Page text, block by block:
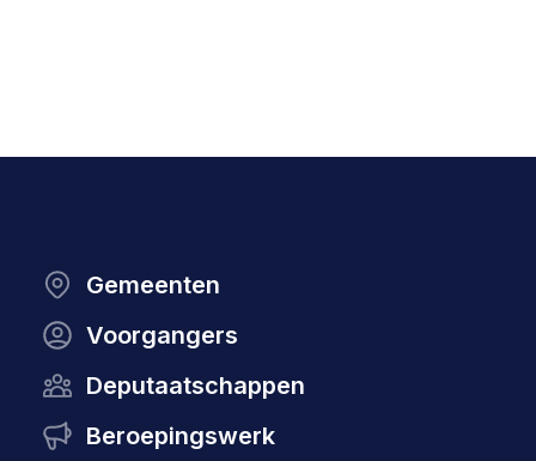
Gemeenten
Voorgangers
Deputaatschappen
Beroepingswerk